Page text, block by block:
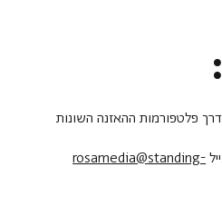
פלטפורמות ההאזנה השונות
rosamedia@standing-